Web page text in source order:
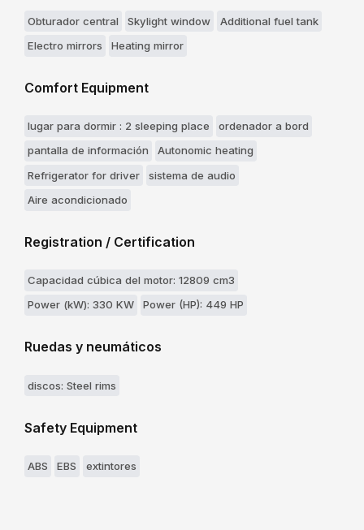
Obturador central Skylight window
Additional fuel tank
Electro mirrors
Heating mirror
Comfort Equipment
lugar para dormir : 2 sleeping place
ordenador a bord
pantalla de información
Autonomic heating
Refrigerator for driver
sistema de audio
Aire acondicionado
Registration / Certification
Capacidad cúbica del motor: 12809 cm3
Power (kW): 330 KW
Power (HP): 449 HP
Ruedas y neumáticos
discos: Steel rims
Safety Equipment
ABS EBS extintores